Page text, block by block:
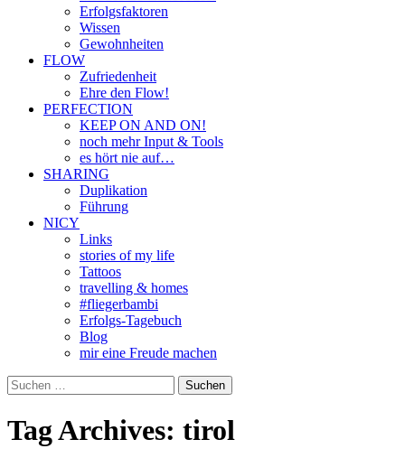
Erfolgsfaktoren
Wissen
Gewohnheiten
FLOW
Zufriedenheit
Ehre den Flow!
PERFECTION
KEEP ON AND ON!
noch mehr Input & Tools
es hört nie auf…
SHARING
Duplikation
Führung
NICY
Links
stories of my life
Tattoos
travelling & homes
#fliegerbambi
Erfolgs-Tagebuch
Blog
mir eine Freude machen
Suchen
nach:
Tag Archives: tirol